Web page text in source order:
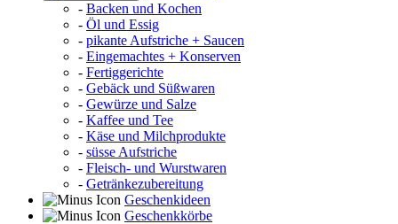
- Backen und Kochen
- Öl und Essig
- pikante Aufstriche + Saucen
- Eingemachtes + Konserven
- Fertiggerichte
- Gebäck und Süßwaren
- Gewürze und Salze
- Kaffee und Tee
- Käse und Milchprodukte
- süsse Aufstriche
- Fleisch- und Wurstwaren
- Getränkezubereitung
Geschenkideen
Geschenkkörbe